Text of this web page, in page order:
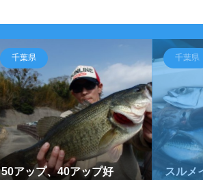
千葉県
50アップ、40アップ好
千葉県
スル